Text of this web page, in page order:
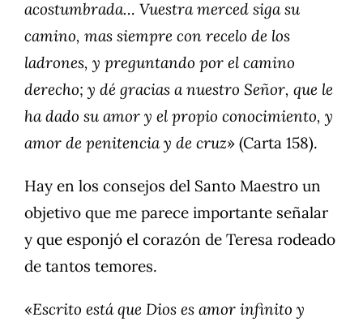
acostumbrada… Vuestra merced siga su
camino, mas siempre con recelo de los
ladrones, y preguntando por el camino
derecho; y dé gracias a nuestro Señor, que le
ha dado su amor y el propio conocimiento, y
amor de penitencia y de cruz» (Carta 158).
Hay en los consejos del Santo Maestro un
objetivo que me parece importante señalar
y que esponjó el corazón de Teresa rodeado
de tantos temores.
«Escrito está que Dios es amor infinito y